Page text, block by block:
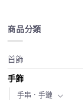
商品分類
首飾
手飾
手串．手鏈